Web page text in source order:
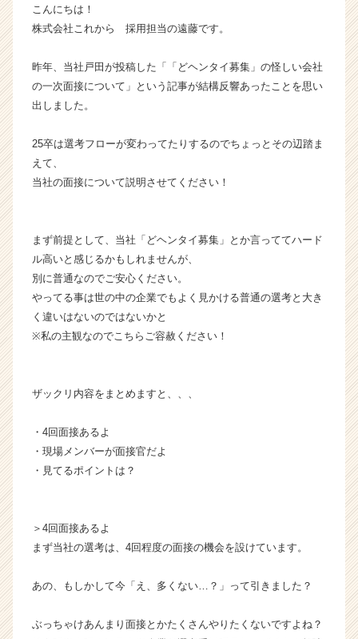
ベ
チ
ャ
長
か
カ
ウ
ト
届
く
就
イ
キ
ャ
h
a
こんにちは！
株式会社これから 採用担当の遠藤です。
昨年、当社戸田が投稿した「「どヘンタイ募集」の怪しい会社
の一次面接について」という記事が結構反響あったことを思い
出しました。
25卒は選考フローが変わってたりするのでちょっとその辺踏ま
えて、
当社の面接について説明させてください！
まず前提として、当社「どヘンタイ募集」とか言っててハード
ル高いと感じるかもしれませんが、
別に普通なのでご安心ください。
やってる事は世の中の企業でもよく見かける普通の選考と大き
く違いはないのではないかと
※私の主観なのでこちらご容赦ください！
ザックリ内容をまとめますと、、、
・4回面接あるよ
・現場メンバーが面接官だよ
・見てるポイントは？
＞4回面接あるよ
まず当社の選考は、4回程度の面接の機会を設けています。
あの、もしかして今「え、多くない…？」って引きました？
ぶっちゃけあんまり面接とかたくさんやりたくないですよね？